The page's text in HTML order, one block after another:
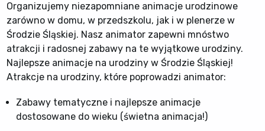
Organizujemy niezapomniane animacje urodzinowe
zarówno w domu, w przedszkolu, jak i w plenerze w
Środzie Śląskiej. Nasz animator zapewni mnóstwo
atrakcji i radosnej zabawy na te wyjątkowe urodziny.
Najlepsze animacje na urodziny w Środzie Śląskiej!
Atrakcje na urodziny, które poprowadzi animator:
Zabawy tematyczne i najlepsze animacje
dostosowane do wieku (świetna animacja!)